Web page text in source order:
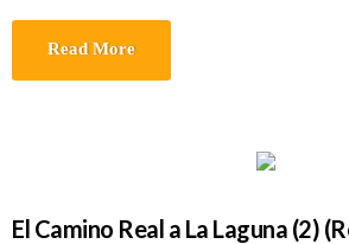
Read More
El Camino Real a La Laguna (2)